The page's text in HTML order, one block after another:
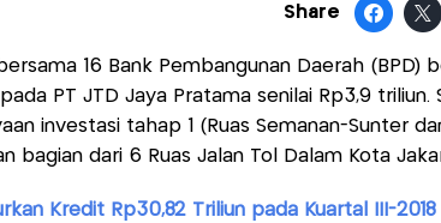
Share
16 Bank Pembangunan Daerah (BPD)
PT JTD Jaya Pratama senilai Rp3,9 triliun.
investasi tahap 1 (Ruas Semanan-Sunter
bagian dari 6 Ruas Jalan Tol Dalam Kota
Kredit Rp30,82 Triliun pada Kuartal III-2018